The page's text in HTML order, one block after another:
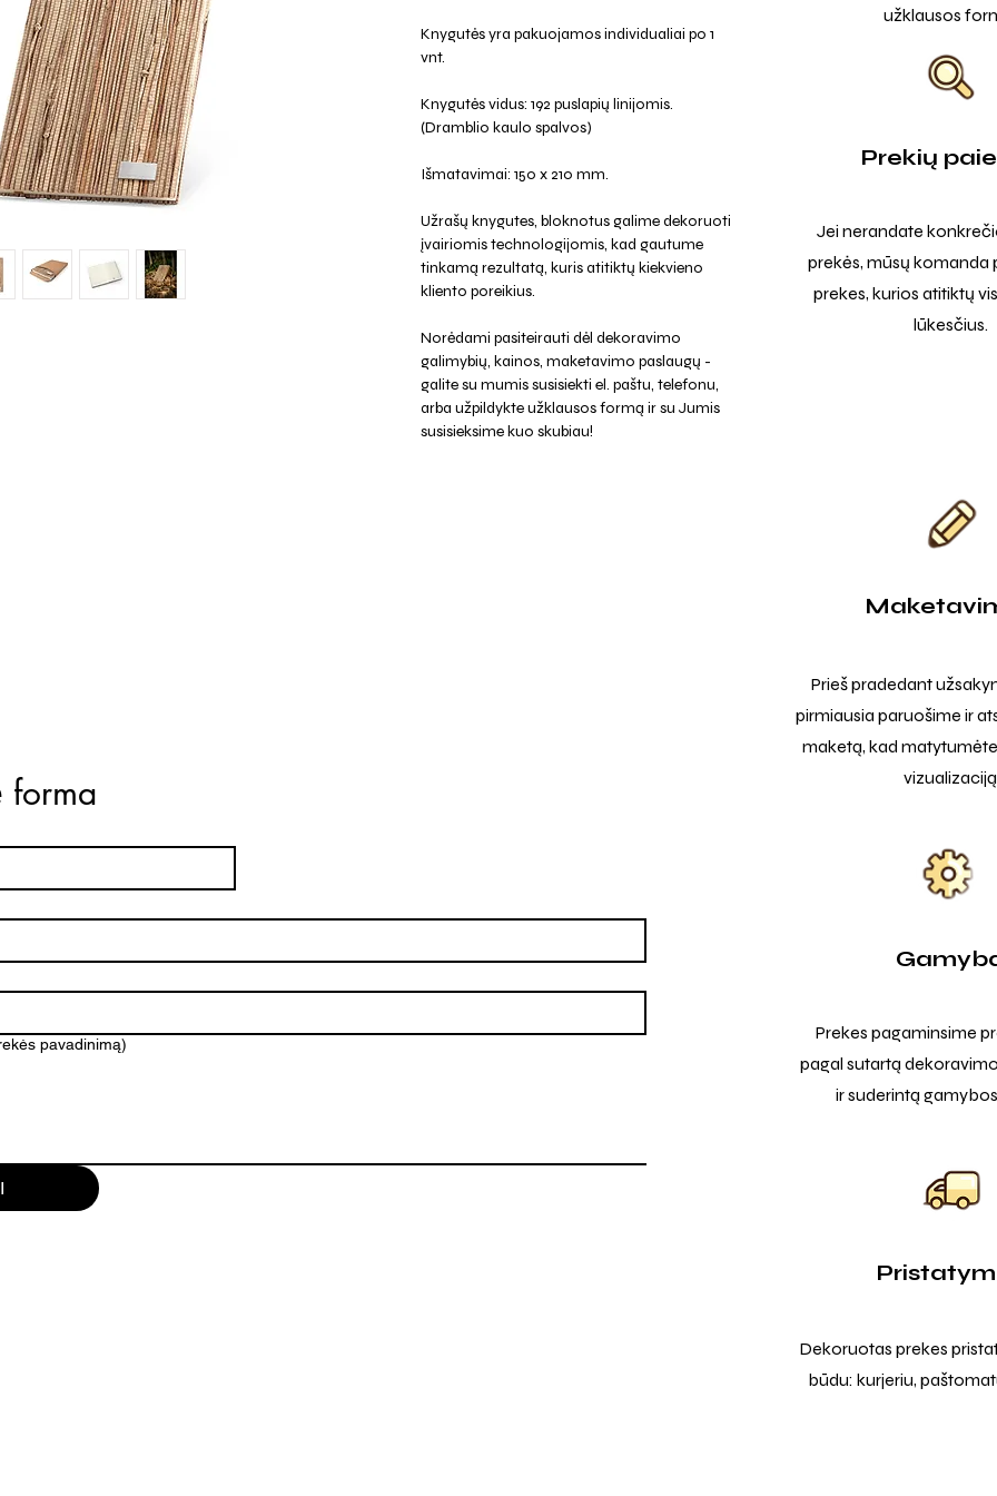
Knygutės yra pakuojamos individualiai po 1
vnt.
Knygutės vidus: 192 puslapių linijomis.
(Dramblio kaulo spalvos)
Išmatavimai: 150 x 210 mm.
Užrašų knygutes, bloknotus galime dekoruoti
įvairiomis technologijomis, kad gautume
tinkamą rezultatą, kuris atitiktų kiekvieno
kliento poreikius.
Norėdami pasiteirauti dėl dekoravimo
galimybių, kainos, maketavimo paslaugų -
galite su mumis susisiekti el. paštu, telefonu,
arba užpildykte užklausos formą ir su Jumis
susisieksime kuo skubiau!
užklausos
Prekių
Jei nerandate
prekės, mūsų komanda
prekes, kurios atitiktų
lūkesčius.
forma
pavadinimą)
Prieš pradedant
pirmiausia paruošime ir
maketą, kad
vizualizaciją
Prekes pagaminsime
pagal sutartą
ir suderintą
Dekoruotas prekes
būdu: kurjeriu,